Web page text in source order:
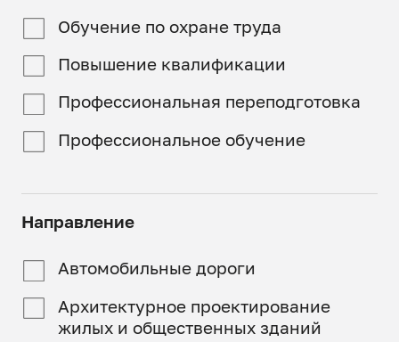
Обучение по охране труда
Повышение квалификации
Профессиональная переподготовка
Профессиональное обучение
Направление
Автомобильные дороги
Архитектурное проектирование
жилых и общественных зданий